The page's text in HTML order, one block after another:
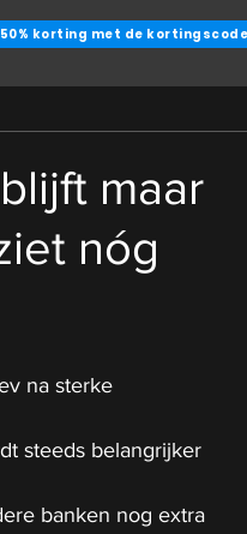
maar
nóg
na sterke
steeds belangrijker
banken nog extra